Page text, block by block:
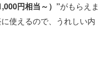
円相当～）”がもらえま
使えるので、うれしい内